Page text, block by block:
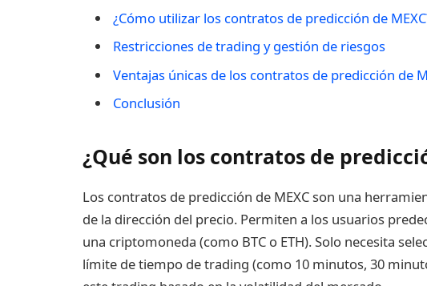
¿Cómo utilizar los contratos de predicción de
Restricciones de trading y gestión de riesgos
Ventajas únicas de los contratos de predicción de
Conclusión
¿Qué son los contratos de
Los contratos de predicción de MEXC son una
de la dirección del precio. Permiten a los usuarios
una criptomoneda (como BTC o ETH). Solo necesita
límite de tiempo de trading (como 10 minutos, 30